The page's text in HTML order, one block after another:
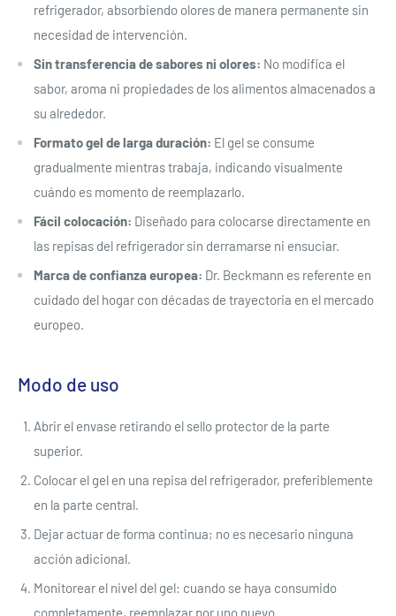
refrigerador, absorbiendo olores de manera permanente sin
necesidad de intervención.
Sin transferencia de sabores ni olores: No modifica el
sabor, aroma ni propiedades de los alimentos almacenados a
su alrededor.
Formato gel de larga duración: El gel se consume
gradualmente mientras trabaja, indicando visualmente
cuándo es momento de reemplazarlo.
Fácil colocación: Diseñado para colocarse directamente en
las repisas del refrigerador sin derramarse ni ensuciar.
Marca de confianza europea: Dr. Beckmann es referente en
cuidado del hogar con décadas de trayectoria en el mercado
europeo.
Modo de uso
Abrir el envase retirando el sello protector de la parte
superior.
Colocar el gel en una repisa del refrigerador, preferiblemente
en la parte central.
Dejar actuar de forma continua; no es necesario ninguna
acción adicional.
Monitorear el nivel del gel: cuando se haya consumido
completamente, reemplazar por uno nuevo.